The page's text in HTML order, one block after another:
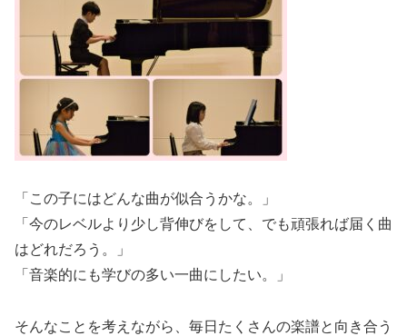
「この子にはどんな曲が似合うかな。」
「今のレベルより少し背伸びをして、でも頑張れば届く曲
はどれだろう。」
「音楽的にも学びの多い一曲にしたい。」
そんなことを考えながら、毎日たくさんの楽譜と向き合う